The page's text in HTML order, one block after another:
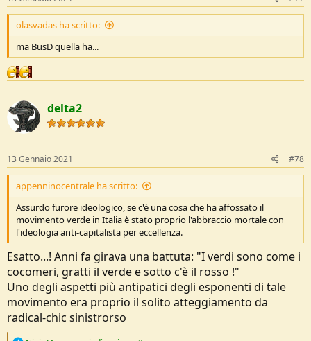
:
olasvadas ha scritto:
ma BusD quella ha...
delta2
13 Gennaio 2021 #78
appenninocentrale ha scritto:
Assurdo furore ideologico, se c'é una cosa che ha affossato il
movimento verde in Italia è stato proprio l'abbraccio mortale con
l'ideologia anti-capitalista per eccellenza.
Esatto...! Anni fa girava una battuta: "I verdi sono come i
cocomeri, gratti il verde e sotto c'è il rosso !"
Uno degli aspetti più antipatici degli esponenti di tale
movimento era proprio il solito atteggiamento da
radical-chic sinistrorso